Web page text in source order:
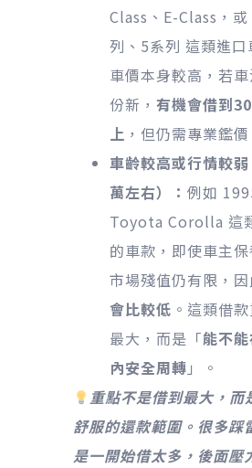
Class、E-Class，
列、5系列 這類進口
車價本身較高，若
份新， 有機會借到
上 ，但仍需專業鑑價
車齡較高或行情較
萬左右）： 例如
Toyota Corolla 這
的車款，即使車主保
市場殘值仍有限，因
會比較低 。這類借
最大，而是「能不
內安全周轉 」。
重點不是借到最大，而
舒服的還款範圍。很多踩
是一開始借太多，後面壓